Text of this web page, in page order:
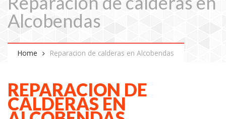
Alcobendas
Home Reparacion de calderas en Alcobendas
REPARACION DE
CALDERAS EN